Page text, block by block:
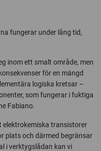
fungerar under lång tid,
inom ett smalt område, men
för en mängd
logiska kretsar –
som fungerar i fuktiga
Fabiano.
elektrokemiska transistorer
plats och därmed begränsar
i verktygslådan kan vi